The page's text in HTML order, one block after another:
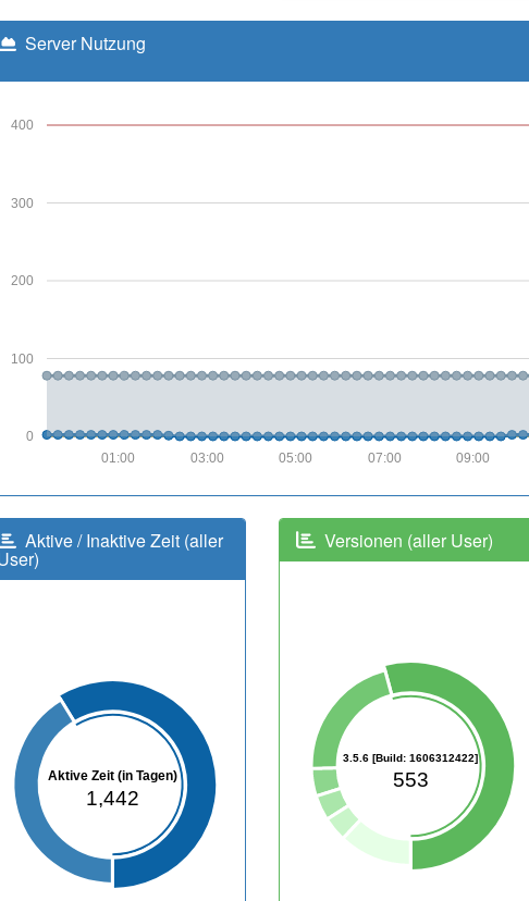
Server Nutzung
0
100
200
300
400
09:00
07:00
05:00
03:00
01:00
Aktive / Inaktive Zeit (aller
Aktive Zeit (in Tagen)
1,442
Versionen (aller User)
3.5.6 [Build: 1606312422]
553